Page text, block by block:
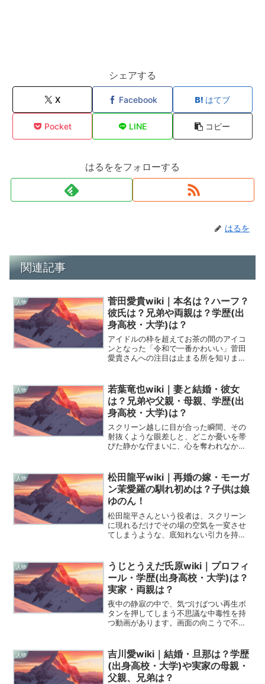
シェアする
X Facebook はてブ
Pocket LINE コピー
はるををフォローする
はるを
関連記事
人物
菅田愛貴wiki｜本名は？ハーフ？
彼氏は？兄弟や両親は？学歴(出
身高校・大学)は？
アイドルの枠を超えてお茶の間のアイコ
ンとなった「令和で一番かわいい」菅田
愛貴さんへの注目は止まる所を知りませ
の明るさは、今の芸能界において唯一無
二の輝きを放っていますよ...
人物
若葉竜也wiki｜妻と結婚・彼女
は？兄弟や父親・母親、学歴(出
身高校・大学)は？
スクリーン越しに目が合った瞬間、その
射抜くような眼差しと、どこか憂いを帯
びた静かな佇まいに、心を奪われなかっ
さ」の正体を知りたくて、私は筆を執り
ました。この記事では、単な...
人物
松田龍平wiki｜再婚の嫁・モーガ
ン茉愛羅の馴れ初めは？子供は娘
ゆのん！
松田龍平さんという役者は、スクリーン
に現れるだけでその場の空気を一変させ
てしまうような、底知れない引力を持っ
のために、今回はネットの断片的な情報
を整理しつつ、Wikip...
人物
うじとうえだ氏原wiki｜プロフィ
ール・学歴(出身高校・大学)は？
実家・両親は？
夜中の静寂の中で、気づけばつい再生ボ
タンを押してしまう不思議な中毒性を持
つ動画があります。画面の向こうで不機
た心にじわじわと染み込んでくる「うじ
とうえだ」の氏原さん。単...
人物
吉川愛wiki｜結婚・旦那は？学歴
(出身高校・大学)や実家の母親・
父親、兄弟は？